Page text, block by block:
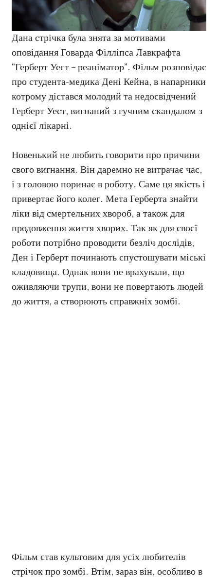
Дана стрічка була знята за мотивами
оповідання Говарда Філліпса Лавкрафта
“Герберт Уест – реаніматор”. Фільм розповідає
про студента-медика Дені Кейна, в напарники
котрому дістався молодий та недосвідчений
Герберт Уест, вигнаний з гучним скандалом з
однієї лікарні.
Новенький не любить говорити про причини
свого вигнання. Він даремно не витрачає час,
і з головою поринає в роботу. Саме ця якість і
привертає його колег. Мета Герберта знайти
ліки від смертельних хвороб, а також для
продовження життя хворих. Так як для своєї
роботи потрібно проводити безліч дослідів,
Ден і Герберт починають спустошувати міські
кладовища. Однак вони не врахували, що
оживляючи трупи, вони не повертають людей
до життя, а створюють справжніх зомбі.
Фільм став культовим для усіх любителів
стрічок про зомбі. Втім, зараз він, особливо в